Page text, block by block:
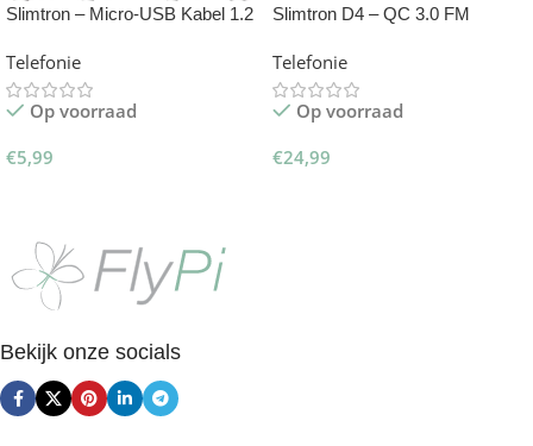
Slimtron – Micro-USB Kabel 1.2
Telefonie
Op voorraad
€5,99
Slimtron D4 – QC 3.0 FM
Telefonie
Op voorraad
€24,99
Bekijk onze socials